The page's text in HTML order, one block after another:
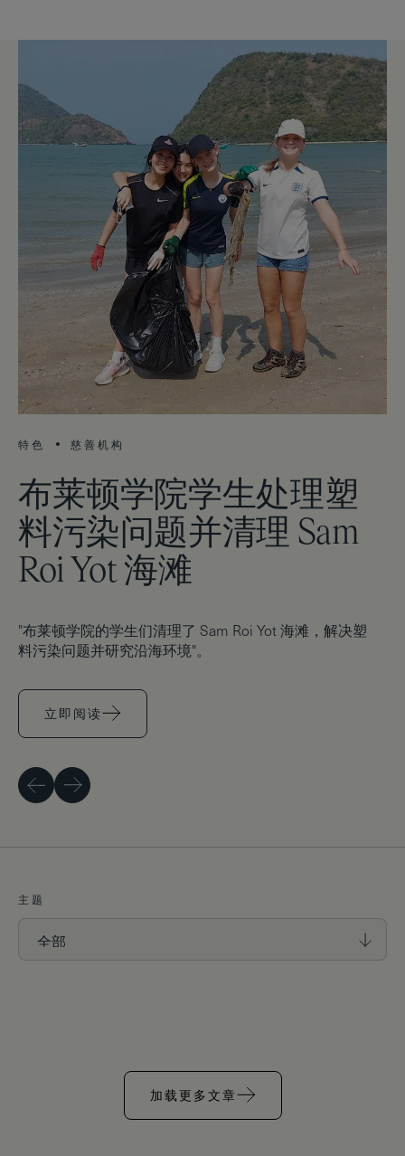
特色 慈善机构
布莱顿学院学生处理塑
料污染问题并清理 Sam
Roi Yot 海滩
"布莱顿学院的学生们清理了 Sam Roi Yot 海滩，解决塑
料污染问题并研究沿海环境"。
立即阅读
上一页下一页
主题
加载更多文章